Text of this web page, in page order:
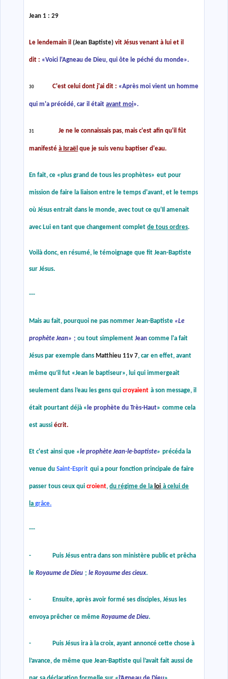
Jean 1 :29
Le lendemain il(Jean Baptiste) vit Jésus venant à lui et il
dit : «Voici l'Agneau de Dieu, qui ôte le péché du monde».
30 C'est celui dont j'ai dit : «Après moi vient un homme
qui m'a précédé, car il étaitavant moi».
31 Je ne le connaissais pas, mais c'est afin qu'il fût
manifestéà Israël que je suis venu baptiser d'eau.
En fait, ce «plus grand de tous les prophètes» eut pour
mission de faire la liaison entre le temps d'avant, et le temps
où Jésus entrait dans le monde, avec tout ce qu'Il amenait
avec Lui en tant que changement completde tous ordres.
Voilà donc, en résumé, le témoignage que fit Jean-Baptiste
sur Jésus.
---
Mais au fait,pourquoi ne pas nommer Jean-Baptiste «Le
prophète Jean» ;ou tout simplementJeancomme l'a fait
Jésus par exemple dans Matthieu 11v 7, car en effet, avant
même qu’il fut «Jean le baptiseur», lui qui immergeait
seulement dans l’eau les gens quicroyaient à son message, il
était pourtant déjà « le prophète du Très-Haut» comme cela
est aussiécrit.
Et c'est ainsi que «le prophète Jean-le-baptiste» précéda la
venue duSaint-Esprit qui a pour fonction principale de faire
passer tous ceux quicroient,du régime de la loi à celui de
lagrâce.
---
- Puis Jésus entra dans son ministère public et prêcha
leRoyaume de Dieu ;le Royaume des cieux.
- Ensuite, après avoir formé ses disciples, Jésus les
envoya prêcher ce mêmeRoyaume de Dieu.
- Puis Jésus ira à la croix, ayant annoncé cette chose à
l’avance, de même que Jean-Baptiste qui l’avait fait aussi de